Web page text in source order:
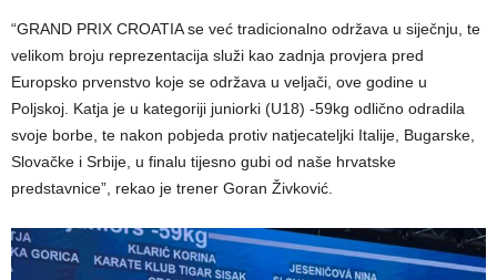
“GRAND PRIX CROATIA se već tradicionalno održava u siječnju, te
velikom broju reprezentacija služi kao zadnja provjera pred
Europsko prvenstvo koje se održava u veljači, ove godine u
Poljskoj. Katja je u kategoriji juniorki (U18) -59kg odlično odradila
svoje borbe, te nakon pobjeda protiv natjecateljki Italije, Bugarske,
Slovačke i Srbije, u finalu tijesno gubi od naše hrvatske
predstavnice”, rekao je trener Goran Živković.